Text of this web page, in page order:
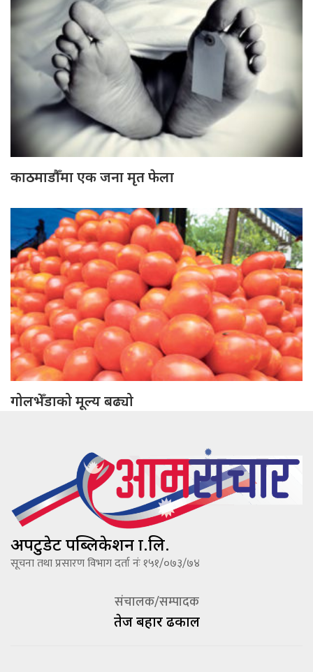
काठमाडौँमा एक जना मृत फेला
गोलभेँडाको मूल्य बढ्यो
अपटुडेट पब्लिकेशन प्रा.लि.
सूचना तथा प्रसारण विभाग दर्ता नंः १५१/०७३/७४
संचालक/सम्पादक
तेज बहादूर ढकाल